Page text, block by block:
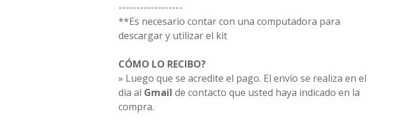
------------------
**Es necesario contar con una computadora para
descargar y utilizar el kit
CÓMO LO RECIBO?
» Luego que se acredite el pago. El envío se realiza en el
día al Gmail de contacto que usted haya indicado en la
compra.